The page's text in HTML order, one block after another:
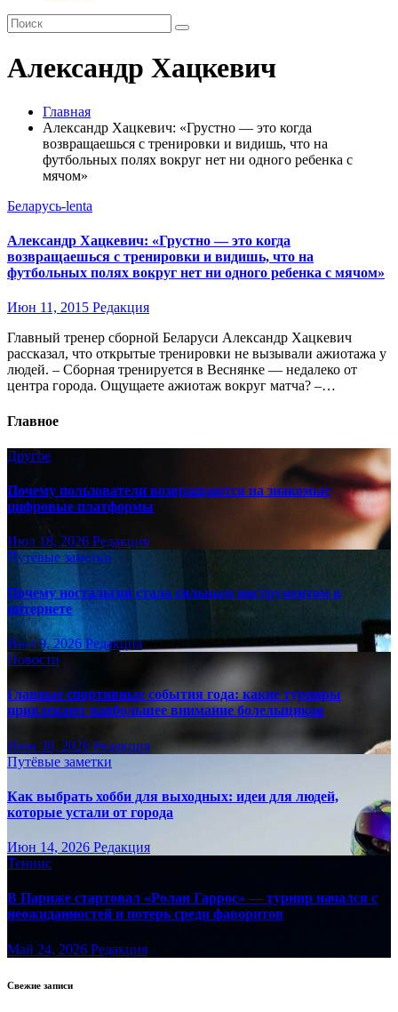
Александр Хацкевич
Главная
Александр Хацкевич: «Грустно — это когда
возвращаешься с тренировки и видишь, что на
футбольных полях вокруг нет ни одного ребенка с
мячом»
Беларусь-lenta
Александр Хацкевич: «Грустно — это когда
возвращаешься с тренировки и видишь, что на
футбольных полях вокруг нет ни одного ребенка с мячом»
Июн 11, 2015 Редакция
Главный тренер сборной Беларуси Александр Хацкевич
рассказал, что открытые тренировки не вызывали ажиотажа у
людей. – Сборная тренируется в Веснянке — недалеко от
центра города. Ощущаете ажиотаж вокруг матча? –…
Главное
Другое
Почему пользователи возвращаются на знакомые
цифровые платформы
Июл 18, 2026 Редакция
Путёвые заметки
Почему ностальгия стала сильным инструментом в
интернете
Июл 9, 2026 Редакция
Новости
Главные спортивные события года: какие турниры
привлекают наибольшее внимание болельщиков
Июн 30, 2026 Редакция
Путёвые заметки
Как выбрать хобби для выходных: идеи для людей,
которые устали от города
Июн 14, 2026 Редакция
Теннис
В Париже стартовал «Ролан Гаррос» — турнир начался с
неожиданностей и потерь среди фаворитов
Май 24, 2026 Редакция
Свежие записи